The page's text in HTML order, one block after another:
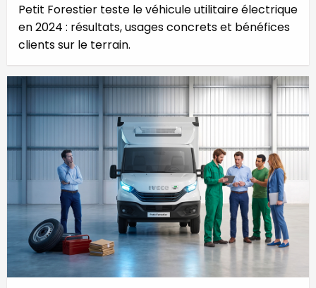
Petit Forestier teste le véhicule utilitaire électrique
en 2024 : résultats, usages concrets et bénéfices
clients sur le terrain.